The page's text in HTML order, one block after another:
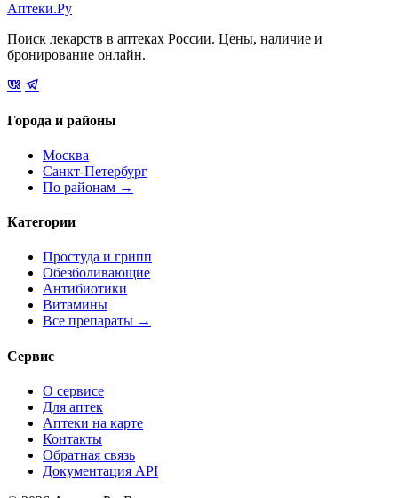
Аптеки.Ру
Поиск лекарств в аптеках России. Цены, наличие и
бронирование онлайн.
Города и районы
Москва
Санкт-Петербург
По районам →
Категории
Простуда и грипп
Обезболивающие
Антибиотики
Витамины
Все препараты →
Сервис
О сервисе
Для аптек
Аптеки на карте
Контакты
Обратная связь
Документация API